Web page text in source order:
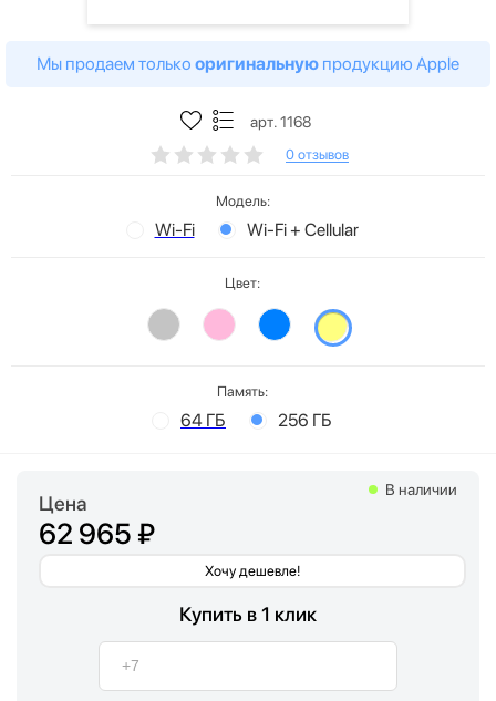
Мы продаем только оригинальную продукцию Apple
арт. 1168
0 отзывов
Модель:
Wi-Fi Wi-Fi + Cellular
Цвет:
Память:
64 ГБ 256 ГБ
Цена
62 965 ₽
Хочу дешевле!
В наличии
Купить в 1 клик